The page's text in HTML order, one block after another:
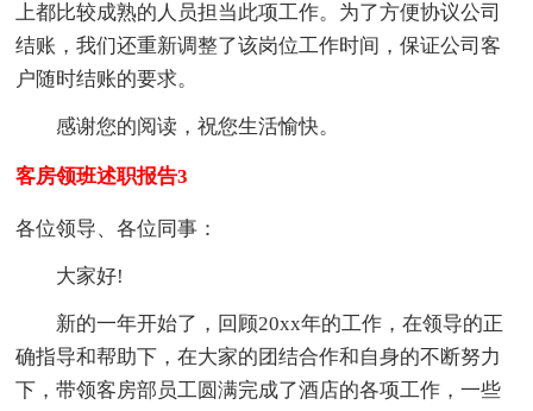
上都比较成熟的人员担当此项工作。为了方便协议公司
结账，我们还重新调整了该岗位工作时间，保证公司客
户随时结账的要求。
感谢您的阅读，祝您生活愉快。
客房领班述职报告3
各位领导、各位同事：
大家好!
新的一年开始了，回顾20xx年的工作，在领导的正
确指导和帮助下，在大家的团结合作和自身的不断努力
下，带领客房部员工圆满完成了酒店的各项工作，一些